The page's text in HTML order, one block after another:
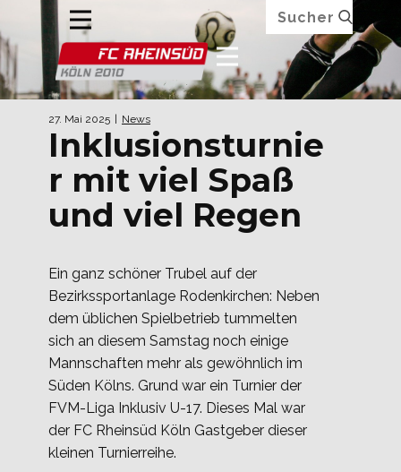
27. Mai 2025 News
Inklusionsturnie
r mit viel Spaß
und viel Regen
Ein ganz schöner Trubel auf der
Bezirkssportanlage Rodenkirchen: Neben
dem üblichen Spielbetrieb tummelten
sich an diesem Samstag noch einige
Mannschaften mehr als gewöhnlich im
Süden Kölns. Grund war ein Turnier der
FVM-Liga Inklusiv U-17. Dieses Mal war
der FC Rheinsüd Köln Gastgeber dieser
kleinen Turnierreihe.